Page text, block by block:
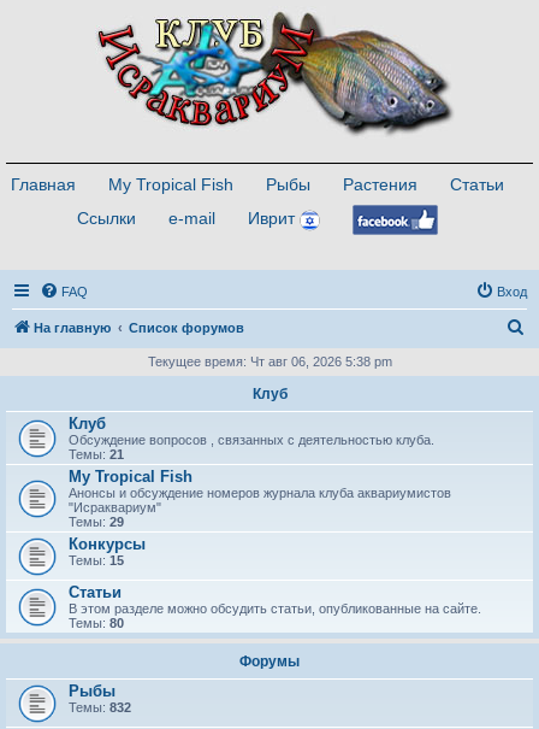
Главная My Tropical Fish Рыбы Растения
Статьи
Ссылки
e-mail Иврит
FAQ Вход
На главную Список форумов
с
Текущее время: Чт авг 06, 2026 5:38 pm
Клуб
Клуб
Обсуждение вопросов , связанных с деятельностью клуба.
Темы: 21
My Tropical Fish
Анонсы и обсуждение номеров журнала клуба аквариумистов
"Исраквариум"
Темы: 29
Конкурсы
Темы: 15
Статьи
В этом разделе можно обсудить статьи, опубликованные на сайте.
Темы: 80
Форумы
Рыбы
Темы: 832